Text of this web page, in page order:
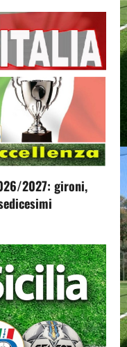
2027: gironi,